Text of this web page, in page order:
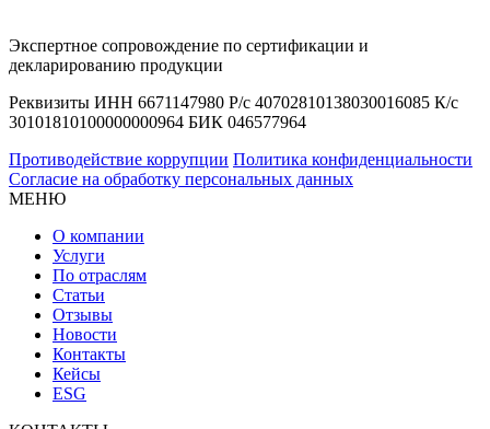
Экспертное сопровождение по сертификации и
декларированию продукции
Реквизиты ИНН 6671147980 Р/с 40702810138030016085 К/с
30101810100000000964 БИК 046577964
Противодействие коррупции Политика конфиденциальности
Согласие на обработку персональных данных
МЕНЮ
О компании
Услуги
По отраслям
Статьи
Отзывы
Новости
Контакты
Кейсы
ESG